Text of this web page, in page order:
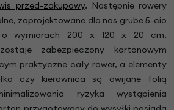
przed-zakupowy. Następnie rowery
zaprojektowane dla nas grube 5-cio
o wymiarach 200 x 120 x 20 cm.
zabezpieczony kartonowym
praktyczne cały rower, a elementy
czy kierownica są owijane folią
ryzyka wystąpienia